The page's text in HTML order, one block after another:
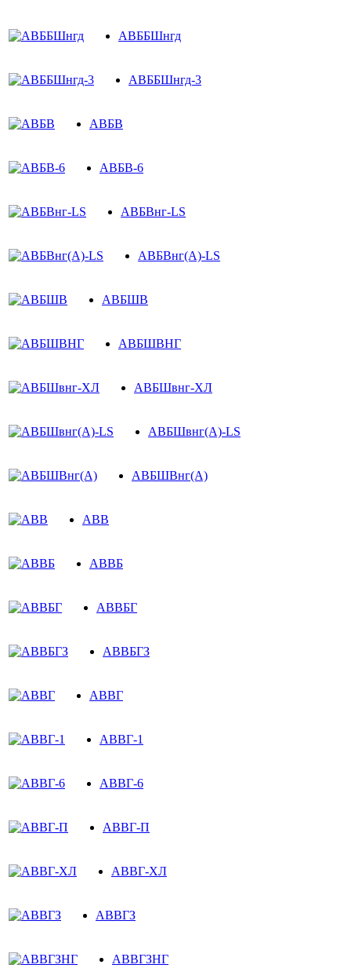
АВББШнгд
АВББШнгд-3
АВБВ
АВБВ-6
АВБВнг-LS
АВБВнг(A)-LS
АВБШВ
АВБШВНГ
АВБШвнг-ХЛ
АВБШвнг(A)-LS
АВБШВнг(А)
АВВ
АВВБ
АВВБГ
АВВБГЗ
АВВГ
АВВГ-1
АВВГ-6
АВВГ-П
АВВГ-ХЛ
АВВГЗ
АВВГЗНГ